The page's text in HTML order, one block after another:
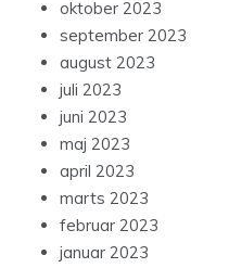
oktober 2023
september 2023
august 2023
juli 2023
juni 2023
maj 2023
april 2023
marts 2023
februar 2023
januar 2023